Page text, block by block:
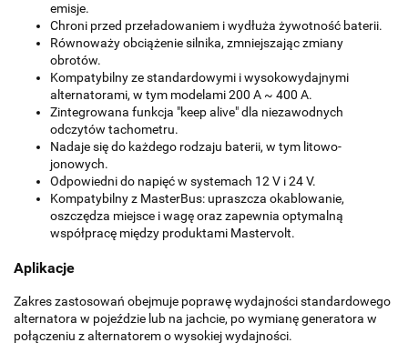
emisje.
Chroni przed przeładowaniem i wydłuża żywotność baterii.
Równoważy obciążenie silnika, zmniejszając zmiany
obrotów.
Kompatybilny ze standardowymi i wysokowydajnymi
alternatorami, w tym modelami 200 A ~ 400 A.
Zintegrowana funkcja "keep alive" dla niezawodnych
odczytów tachometru.
Nadaje się do każdego rodzaju baterii, w tym litowo-
jonowych.
Odpowiedni do napięć w systemach 12 V i 24 V.
Kompatybilny z MasterBus: upraszcza okablowanie,
oszczędza miejsce i wagę oraz zapewnia optymalną
współpracę między produktami Mastervolt.
Aplikacje
Zakres zastosowań obejmuje poprawę wydajności standardowego
alternatora w pojeździe lub na jachcie, po wymianę generatora w
połączeniu z alternatorem o wysokiej wydajności.